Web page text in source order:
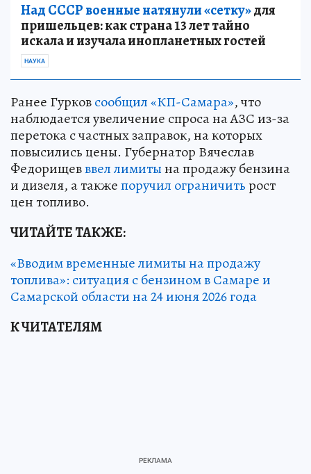
Над СССР военные натянули «сетку»для
пришельцев: как страна 13 лет тайно
искала и изучала инопланетных гостей
НАУКА
Ранее Гурковсообщил «КП-Самара», что
наблюдается увеличение спроса на АЗС из-за
перетока с частных заправок, на которых
повысились цены. Губернатор Вячеслав
Федорищевввел лимитына продажу бензина
и дизеля, а такжепоручил ограничитьрост
цен топливо.
ЧИТАЙТЕ ТАКЖЕ:
«Вводим временные лимиты на продажу
топлива»: ситуация с бензином в Самаре и
Самарской области на 24 июня 2026 года
К ЧИТАТЕЛЯМ